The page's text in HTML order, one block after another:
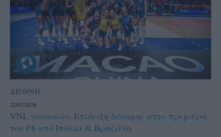
ΔΙΕΘΝΗ
22/07/2026
VNL γυναικών: Επίδειξη δύναμης στην πρεμιέρα
του F8 από Ιταλία & Βραζιλία